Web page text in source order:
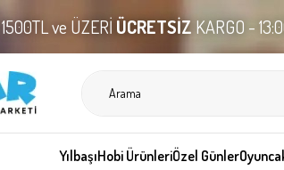
1500TL ve ÜZERİ ÜCRETSİZ KARGO -
YılbaşıHobi ÜrünleriÖzel Günler